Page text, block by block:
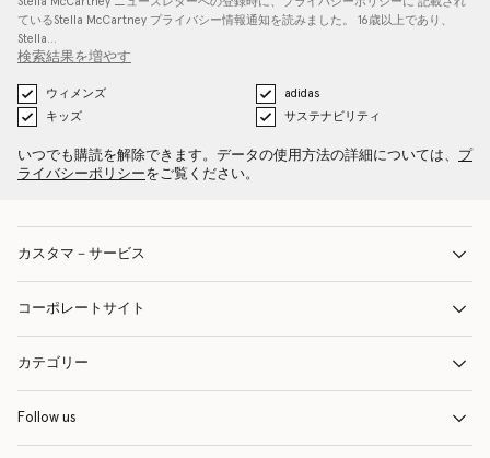
ているStella McCartney プライバシー情報通知を読みました。 16歳以上であり、
Stella…
検索結果を増やす
ウィメンズ
adidas
キッズ
サステナビリティ
いつでも購読を解除できます。データの使用方法の詳細については、 プ
ライバシーポリシーをご覧ください。
カスタマ－サービス
コーポレートサイト
カテゴリー
Follow us